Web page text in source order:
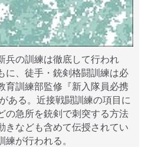
の訓練は徹底して行われ
に、徒手・銃剣格闘訓練は必
育訓練部監修『新入隊員必携
ある。近接戦闘訓練の項目に
の急所を銃剣で刺突する方法
きなども含めて伝授されてい
練が行われる。